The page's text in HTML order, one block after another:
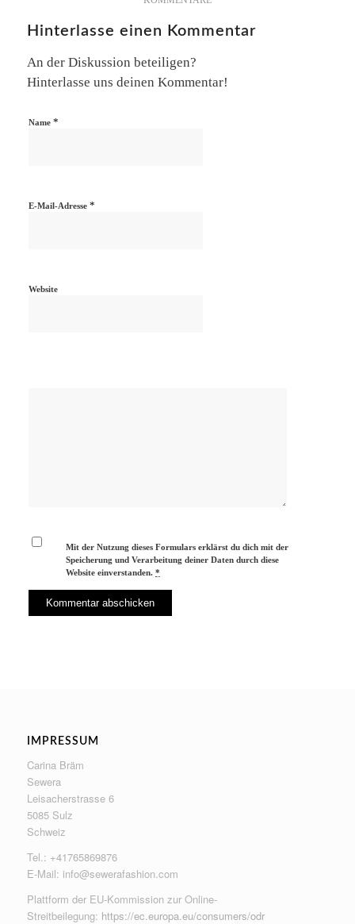
Hinterlasse einen Kommentar
An der Diskussion beteiligen?
Hinterlasse uns deinen Kommentar!
Name *
E-Mail-Adresse *
Website
Mit der Nutzung dieses Formulars erklärst du dich mit der
Speicherung und Verarbeitung deiner Daten durch diese
Website einverstanden.*
IMPRESSUM
Carina Bräm
Sewera
Leisacherstrasse 6
5085 Sulz
Schweiz
Tel.: +41765869876
E-Mail: info@sewerafashion.com
Plattform der EU-Kommission zur Online-
Streitbeilegung: https://ec.europa.eu/consumers/odr